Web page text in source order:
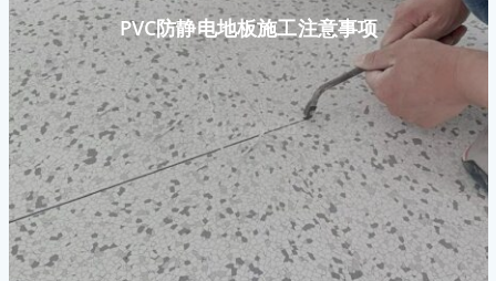
PVC防静电地板施工注意事项